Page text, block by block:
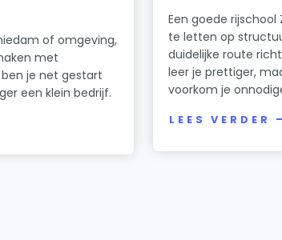
of omgeving,
met
je net gestart
een klein bedrijf.
Een goede
te letten op
duidelijke route
leer je prettiger,
voorkom je
LEES VERDER